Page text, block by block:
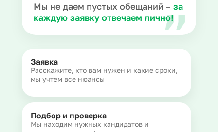
Мы не даем пустых обещаний – за
каждую заявку отвечаем лично!
Заявка
Расскажите, кто вам нужен и какие сроки,
мы учтем все нюансы
Подбор и проверка
Мы находим нужных кандидатов и